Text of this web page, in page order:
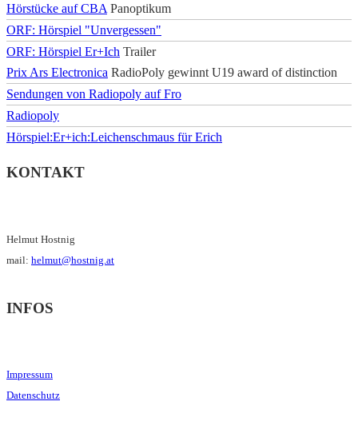
Hörstücke auf CBA Panoptikum
ORF: Hörspiel "Unvergessen"
ORF: Hörspiel Er+Ich Trailer
Prix Ars Electronica RadioPoly gewinnt U19 award of distinction
Sendungen von Radiopoly auf Fro
Radiopoly
Hörspiel:Er+ich:Leichenschmaus für Erich
KONTAKT
Helmut Hostnig
mail: helmut@hostnig.at
INFOS
Impressum
Datenschutz